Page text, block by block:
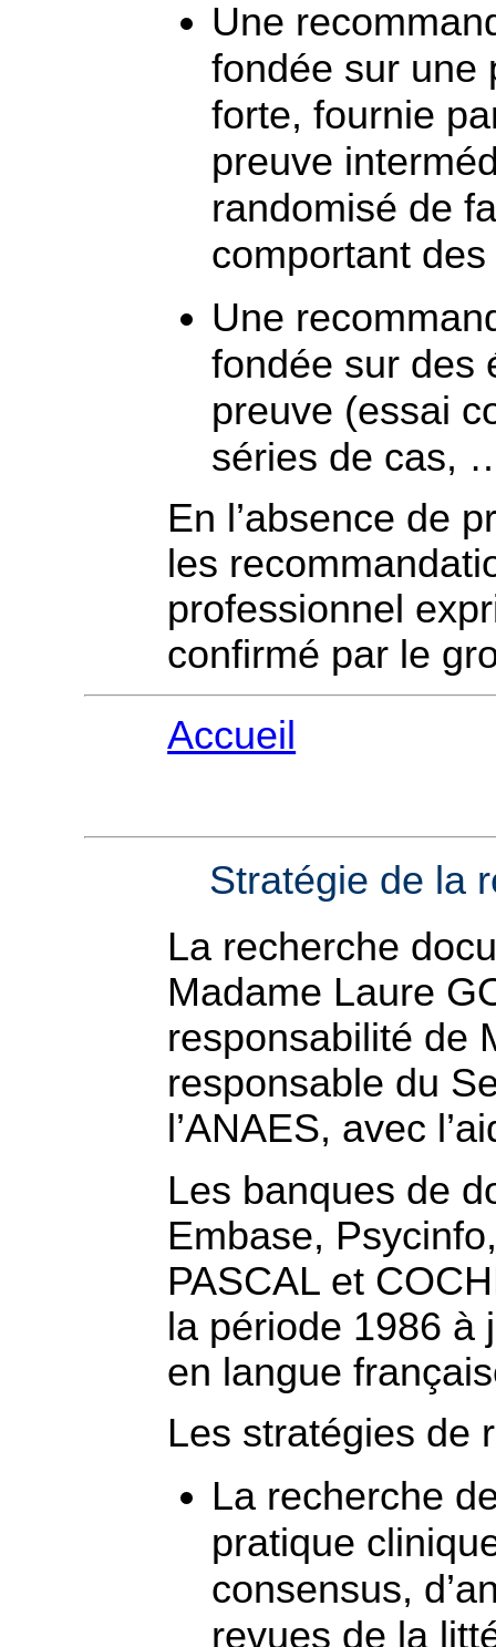
Une
fondée sur une
forte, fournie
preuve
randomisé de
comportant
Une
fondée sur des
preuve (essai
séries de cas,
En l’absence de
les
professionnel
confirmé par le
Accueil
Stratégie de la
La recherche
Madame Laure
responsabilité de
responsable du
l’ANAES, avec
Les banques de
Embase,
PASCAL et
la période 1986 à
en langue
Les stratégies de
La recherche
pratique
consensus,
revues de la